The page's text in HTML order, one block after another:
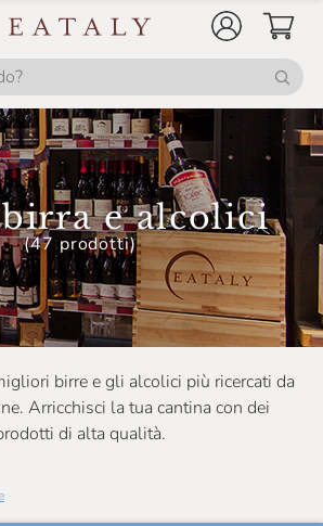
e alcolici
(47 prodotti)
birre e gli alcolici più ricercati da
Arricchisci la tua cantina con dei
di alta qualità.